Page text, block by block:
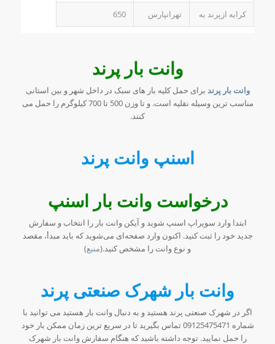
کرایه ازپرند به تهرانپارس 650
وانت بار پرند
وانت بار پرند برای حمل کلیه بار های سبک در داخل شهر و بین استانی
مناسب ترین وسیله نقلیه است. و تا وزن 500 تا 700 کیلوگرم را حمل می
کنند.
اسنپ وانت پرند
درخواست وانت بار اسنپ
ابتدا وارد سوپراپ اسنپ شوید و آیکن وانت بار را انتخاب و سفارش
جدید خود را ثبت کنید. اکنون وارد صفحه‌ای می‌شوید که باید مبدأ، مقصد
و نوع وانت را مشخص کنید.(منبع)
وانت بار شهرک صنعتی پرند
اگر در شهرک صنعتی پرند هستید و به دنبال وانت بار هستید می توانید با
شماره 09125475471 تماس بگیرید تا در سریع ترین زمان ممکن بار خود
را حمل نمایید. توجه داشته باشید که هنگام سفارش وانت بار شهرک